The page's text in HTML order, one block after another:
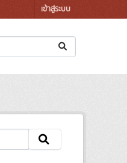
เข้าสู่ระบบ